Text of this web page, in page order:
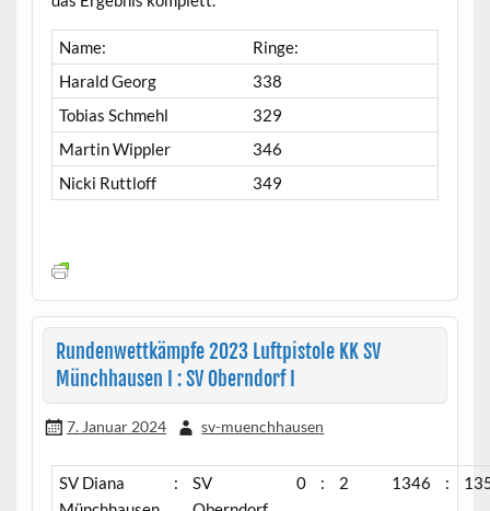
Name:
Ringe:
Harald Georg
338
Tobias Schmehl
329
Martin Wippler
346
Nicki Ruttloff
349
Rundenwettkämpfe 2023 Luftpistole KK SV
Münchhausen I : SV Oberndorf I
7. Januar 2024 sv-muenchhausen
SV Diana
:
SV
0 : 2 1346 :